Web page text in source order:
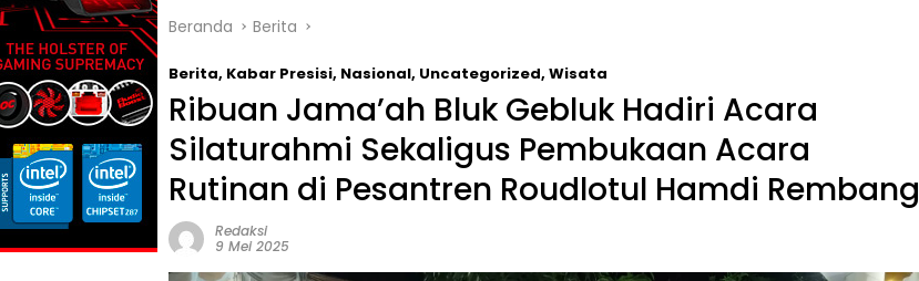
Beranda Berita
Berita, Kabar Presisi, Nasional, Uncategorized, Wisata
Ribuan Jama’ah Bluk Gebluk Hadiri Acara
Silaturahmi Sekaligus Pembukaan Acara
Rutinan di Pesantren Roudlotul Hamdi Rembang
Redaksi
9 Mei 2025